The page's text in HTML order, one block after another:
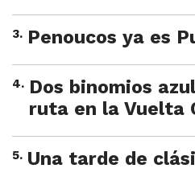
3. Penoucos ya es
4. Dos binomios
ruta en la Vuelta
5. Una tarde de